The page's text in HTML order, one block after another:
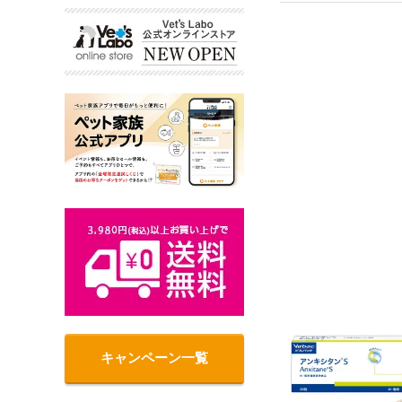
キャンペーン一覧